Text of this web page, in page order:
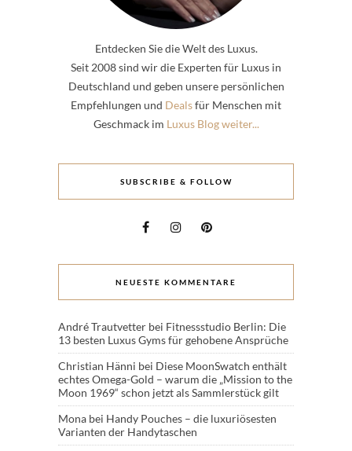
Entdecken Sie die Welt des Luxus.
Seit 2008 sind wir die Experten für Luxus in
Deutschland und geben unsere persönlichen
Empfehlungen und Dealsfür Menschen mit
Geschmack im Luxus Blog weiter...
SUBSCRIBE & FOLLOW
NEUESTE KOMMENTARE
André Trautvetter bei Fitnessstudio Berlin: Die
13 besten Luxus Gyms für gehobene Ansprüche
Christian Hänni bei Diese MoonSwatch enthält
echtes Omega-Gold – warum die „Mission to the
Moon 1969“ schon jetzt als Sammlerstück gilt
Mona bei Handy Pouches – die luxuriösesten
Varianten der Handytaschen